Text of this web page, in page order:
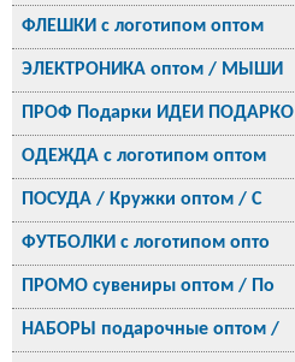
ФЛЕШКИ с логотипом оптом
ЭЛЕКТРОНИКА оптом / МЫШИ
ПРОФ Подарки ИДЕИ ПОДАРКО
ОДЕЖДА с логотипом оптом
ПОСУДА / Кружки оптом / С
ФУТБОЛКИ с логотипом опто
ПРОМО сувениры оптом / По
НАБОРЫ подарочные оптом /